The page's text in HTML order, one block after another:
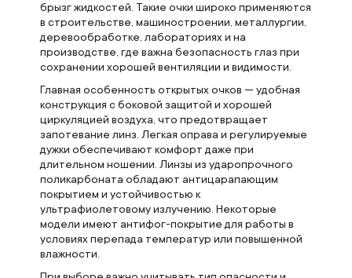
брызг жидкостей. Такие очки широко применяются
в строительстве, машиностроении, металлургии,
деревообработке, лабораториях и на
производстве, где важна безопасность глаз при
сохранении хорошей вентиляции и видимости.
Главная особенность открытых очков — удобная
конструкция с боковой защитой и хорошей
циркуляцией воздуха, что предотвращает
запотевание линз. Легкая оправа и регулируемые
дужки обеспечивают комфорт даже при
длительном ношении. Линзы из ударопрочного
поликарбоната обладают антицарапающим
покрытием и устойчивостью к
ультрафиолетовому излучению. Некоторые
модели имеют антифог-покрытие для работы в
условиях перепада температур или повышенной
влажности.